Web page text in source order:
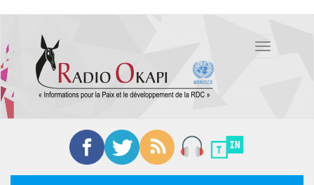
contenu
principal
Toggle